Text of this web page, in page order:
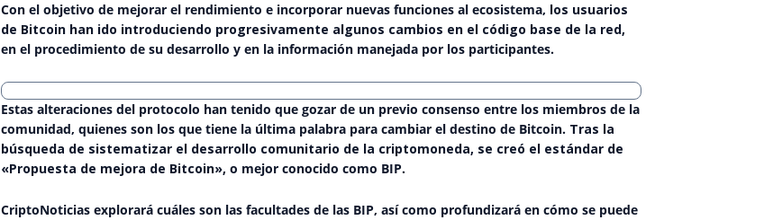
Con el objetivo de mejorar el rendimiento e incorporar nuevas funciones al ecosistema, los usuarios
de Bitcoin han ido introduciendo progresivamente algunos cambios en el código base de la red,
en el procedimiento de su desarrollo y en la información manejada por los participantes.
Estas alteraciones del protocolo han tenido que gozar de un previo consenso entre los miembros de la
comunidad, quienes son los que tiene la última palabra para cambiar el destino de Bitcoin. Tras la
búsqueda de sistematizar el desarrollo comunitario de la criptomoneda, se creó el estándar de
«Propuesta de mejora de Bitcoin», o mejor conocido como BIP.
CriptoNoticias explorará cuáles son las facultades de las BIP, así como profundizará en cómo se puede